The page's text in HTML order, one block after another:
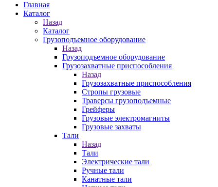
Главная
Каталог
Назад
Каталог
Грузоподъемное оборудование
Назад
Грузоподъемное оборудование
Грузозахватные приспособления
Назад
Грузозахватные приспособления
Стропы грузовые
Траверсы грузоподъемные
Грейферы
Грузовые электромагниты
Грузовые захваты
Тали
Назад
Тали
Электрические тали
Ручные тали
Канатные тали